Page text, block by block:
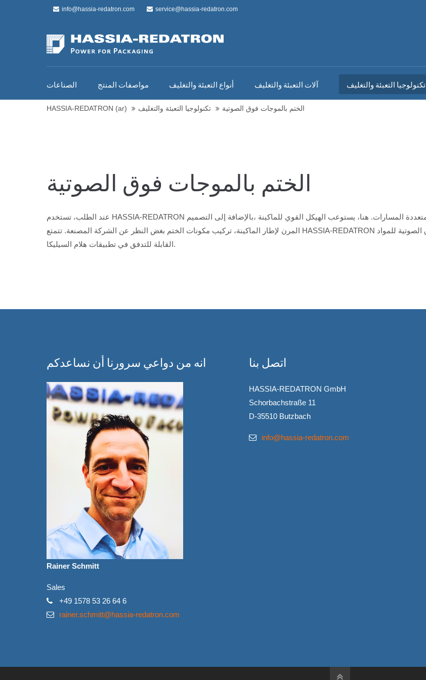
info@hassia-redatron.com service@hassia-redatron.com
الصناعات مواصفات المنتج أنواع التعبئة والتغليف آلات التعبئة والتغليف تكنولوجيا التعبئة والتغليف
HASSIA-REDATRON (ar) تكنولوجيا التعبئة والتغليف الختم بالموجات فوق الصوتية
الختم بالموجات فوق الصوتية
عند الطلب، تستخدم HASSIA-REDATRON تقنية الختم بالموجات فوق الصوتية لآلات التغليف المفردة أو متعددة المسارات. هنا، يستوعب الهيكل القوي للماكينة ،بالإضافة إلى التصميم
المرن لإطار الماكينة، تركيب مكونات الختم بغض النظر عن الشركة المصنعة. تتمتع HASSIA-REDATRON بسنوات عديدة من الخبرة، خاصة في مجال الختم بالموجات فوق الصوتية للمواد
القابلة للتدفق في تطبيقات هلام السيليكا.
انه من دواعي سرورنا أن نساعدكم
Rainer Schmitt
Sales
+49 1578 53 26 64 6
rainer.schmitt@hassia-redatron.com
اتصل بنا
HASSIA-REDATRON GmbH
Schorbachstraße 11
D-35510 Butzbach
info@hassia-redatron.com